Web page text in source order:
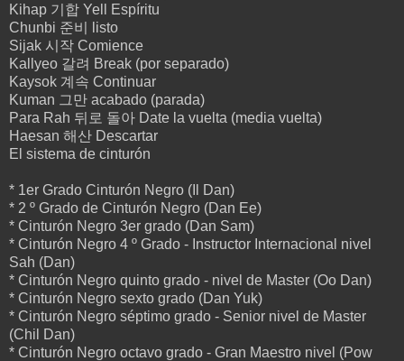
Kihap 기합 Yell Espíritu
Chunbi 준비 listo
Sijak 시작 Comience
Kallyeo 갈려 Break (por separado)
Kaysok 계속 Continuar
Kuman 그만 acabado (parada)
Para Rah 뒤로 돌아 Date la vuelta (media vuelta)
Haesan 해산 Descartar
El sistema de cinturón
* 1er Grado Cinturón Negro (Il Dan)
* 2 º Grado de Cinturón Negro (Dan Ee)
* Cinturón Negro 3er grado (Dan Sam)
* Cinturón Negro 4 º Grado - Instructor Internacional nivel
Sah (Dan)
* Cinturón Negro quinto grado - nivel de Master (Oo Dan)
* Cinturón Negro sexto grado (Dan Yuk)
* Cinturón Negro séptimo grado - Senior nivel de Master
(Chil Dan)
* Cinturón Negro octavo grado - Gran Maestro nivel (Pow